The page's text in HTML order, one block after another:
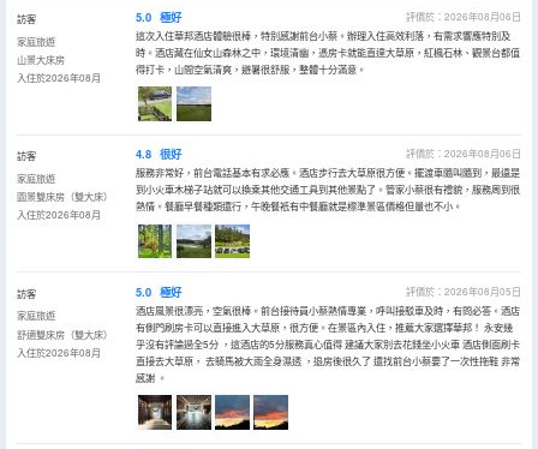
訪客
家庭旅遊
山景大床房
入住於2026年08月
5.0 極好
評價於：2026年08月06日
這次入住華邦酒店體驗很棒，特別感謝前台小蔡。辦理入住高效利落，有需求響應特別及
時。酒店藏在仙女山森林之中，環境清幽，憑房卡就能直達大草原，紅楓石林、觀景台都值
得打卡，山間空氣清爽，避暑很舒服，整體十分滿意。
訪客
家庭旅遊
園景雙床房（雙大床）
入住於2026年08月
4.8 很好
評價於：2026年08月06日
服務非常好，前台電話基本有求必應。酒店步行去大草原很方便。擺渡車隨叫隨到，最遠是
到小火車木梯子站就可以換乘其他交通工具到其他景點了。管家小蔡很有禮貌，服務周到很
熱情。餐廳早餐種類還行，午晚餐衹有中餐廳就是標準景區價格但量也不小。
訪客
家庭旅遊
舒適雙床房（雙大床）
入住於2026年08月
5.0 極好
評價於：2026年08月05日
酒店風景很漂亮，空氣很棒。前台接待員小蔡熱情專業，呼叫接駁車及時，有問必答。酒店
有側門刷房卡可以直接進入大草原，很方便。在景區內入住，推薦大家選擇華邦！ 永安幾
乎沒有評論過全5分 ，這酒店的5分服務真心值得 建議大家別去花錢坐小火車 酒店側面刷卡
直接去大草原， 去騎馬被大雨全身濕透 ，退房後很久了 還找前台小蔡要了一次性拖鞋 非常
感謝 。